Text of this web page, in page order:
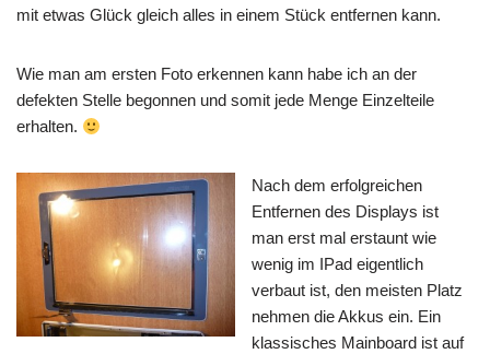
mit etwas Glück gleich alles in einem Stück entfernen kann.
Wie man am ersten Foto erkennen kann habe ich an der
defekten Stelle begonnen und somit jede Menge Einzelteile
erhalten.
Nach dem erfolgreichen
Entfernen des Displays ist
man erst mal erstaunt wie
wenig im IPad eigentlich
verbaut ist, den meisten Platz
nehmen die Akkus ein. Ein
klassisches Mainboard ist auf